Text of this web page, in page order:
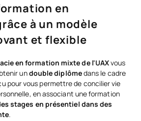
en
à un modèle
et flexible
en formation mixte de l'UAXvous
undouble diplômedans le cadre
pour vous permettre de concilier vie
en associant une formation
stages en présentiel dans des
.